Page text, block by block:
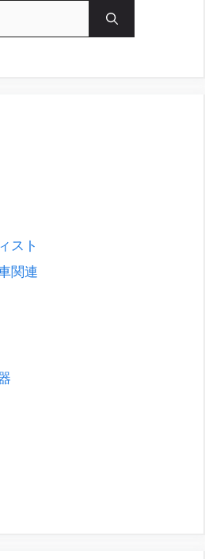
スト
関連